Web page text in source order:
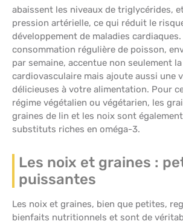
abaissent les niveaux de triglycérides,
pression artérielle, ce qui réduit le
développement de maladies cardiaques.
consommation régulière de poisson,
par semaine, accentue non seulement
cardiovasculaire mais ajoute aussi une
délicieuses à votre alimentation. Pour
régime végétalien ou végétarien, les
graines de lin et les noix sont
substituts riches en oméga-3.
Les noix et graines :
puissantes
Les noix et graines, bien que petites,
bienfaits nutritionnels et sont de